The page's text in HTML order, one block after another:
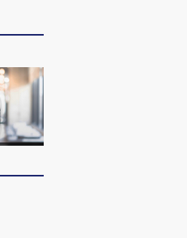
视线｜“入侵”还是“人道危
飞地休达